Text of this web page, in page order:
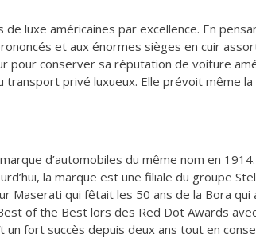
de luxe américaines par excellence. En
et aux énormes sièges en cuir
pour conserver sa réputation de voiture
transport privé luxueux. Elle prévoit même
d’automobiles du même nom en
la marque est une filiale du groupe
Maserati qui fêtait les 50 ans de la Bora
of the Best lors des Red Dot Awards
un fort succès depuis deux ans tout en